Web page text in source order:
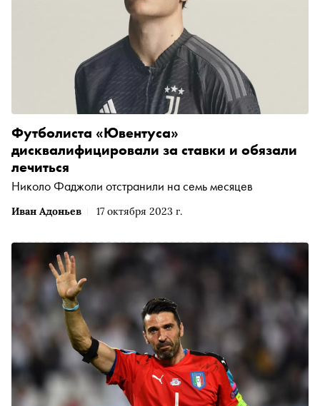
Иван Адоньев 17 октября 2023 г.
Футболиста «Ювентуса»
дисквалифицировали за ставки и обязали
лечиться
Николо Фаджоли отстранили на семь месяцев